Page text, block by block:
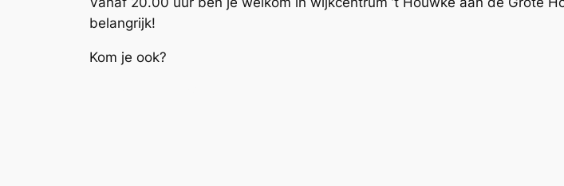
belangrijk!
Kom je ook?